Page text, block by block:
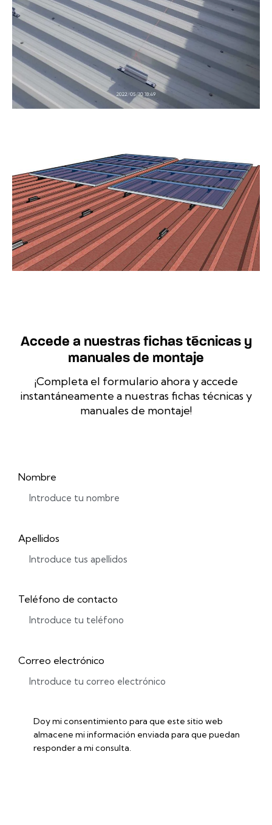
Accede a nuestras fichas técnicas y
manuales de montaje
¡Completa el formulario ahora y accede
instantáneamente a nuestras fichas técnicas y
manuales de montaje!
Nombre
Apellidos
Teléfono de contacto
Correo electrónico
Doy mi consentimiento para que este sitio web
almacene mi información enviada para que puedan
responder a mi consulta.